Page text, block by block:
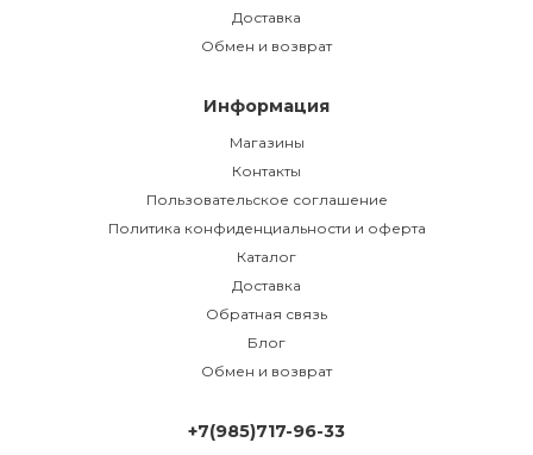
Доставка
Обмен и возврат
Информация
Магазины
Контакты
Пользовательское соглашение
Политика конфиденциальности и оферта
Каталог
Доставка
Обратная связь
Блог
Обмен и возврат
+7(985)717-96-33